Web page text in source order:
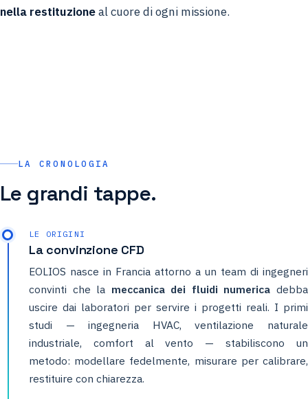
nella restituzioneal cuore di ogni missione.
LA CRONOLOGIA
Le grandi tappe.
LE ORIGINI
La convinzione CFD
EOLIOS nasce in Francia attorno a un team di ingegneri
convinti che la meccanica dei fluidi numerica debba
uscire dai laboratori per servire i progetti reali. I primi
studi — ingegneria HVAC, ventilazione naturale
industriale, comfort al vento — stabiliscono un
metodo: modellare fedelmente, misurare per calibrare,
restituire con chiarezza.